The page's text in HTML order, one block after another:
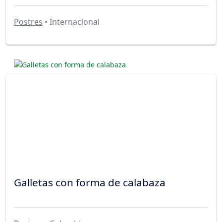
Postres • Internacional
Galletas con forma de calabaza